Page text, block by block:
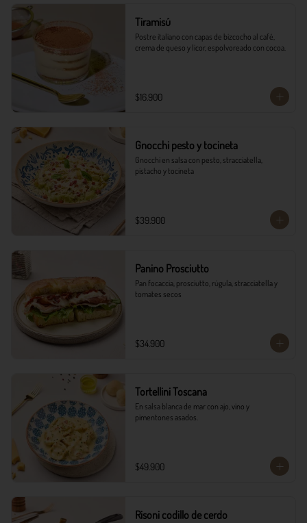
Tiramisú
Postre italiano con capas de bizcocho al café,
crema de queso y licor, espolvoreado con cocoa.
$16.900
Gnocchi pesto y tocineta
Gnocchi en salsa con pesto, stracciatella,
pistacho y tocineta
$39.900
Panino Prosciutto
Pan focaccia, prosciutto, rúgula, stracciatella y
tomates secos
$34.900
Tortellini Toscana
En salsa blanca de mar con ajo, vino y
pimentones asados.
$49.900
Risoni codillo de cerdo